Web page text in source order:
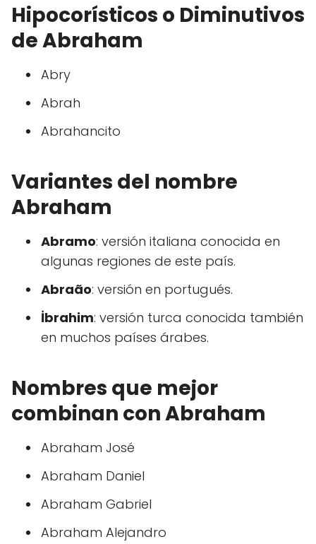
Hipocorísticos o Diminutivos
de Abraham
Abry
Abrah
Abrahancito
Variantes del nombre
Abraham
Abramo: versión italiana conocida en
algunas regiones de este país.
Abraão: versión en portugués.
İbrahim: versión turca conocida también
en muchos países árabes.
Nombres que mejor
combinan con Abraham
Abraham José
Abraham Daniel
Abraham Gabriel
Abraham Alejandro